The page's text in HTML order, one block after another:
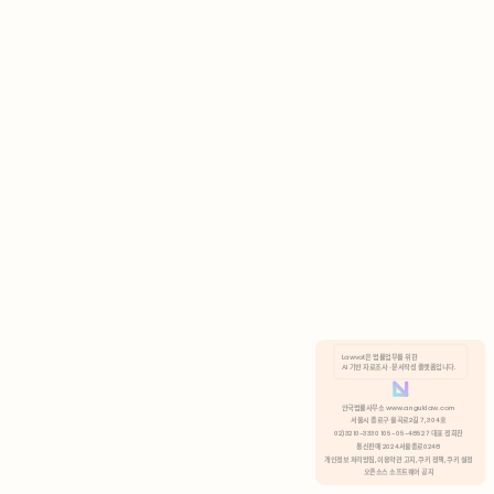
분석 쿠키 허용
Lawvot은 법률업무를 위한
AI 기반 자료조사 · 문서작성 플랫폼입니다.
안국법률사무소 www.anguklaw.com
서울시 종로구 율곡로2길 7, 304호
02)3210-3330 105-05-48527 대표 정희찬
통신판매 2024서울종로0248
개인정보 처리방침, 이용약관 고지, 쿠키 정책, 쿠키 설정
오픈소스 소프트웨어 공지